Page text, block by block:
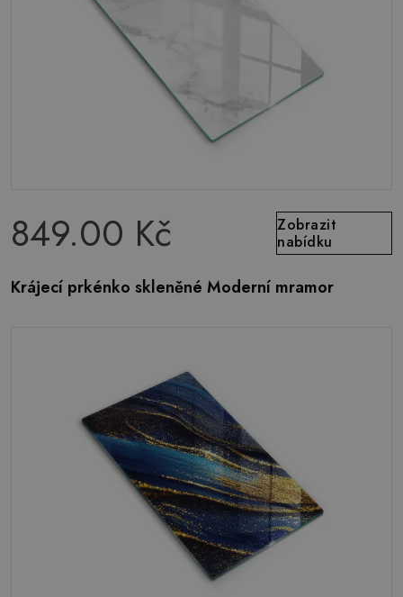
849.00 Kč
Zobrazit
nabídku
Krájecí prkénko skleněné Moderní mramor